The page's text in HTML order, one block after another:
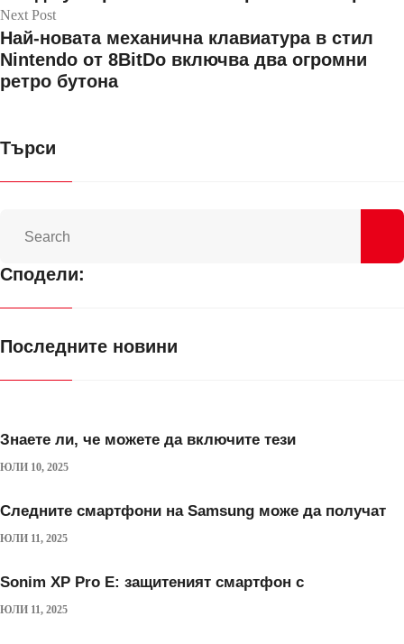
Next Post
Най-новата механична клавиатура в стил
Nintendo от 8BitDo включва два огромни
ретро бутона
Търси
Сподели:
Последните новини
Знаете ли, че можете да включите тези
ЮЛИ 10, 2025
Следните смартфони на Samsung може да получат
ЮЛИ 11, 2025
Sonim XP Pro E: защитеният смартфон с
ЮЛИ 11, 2025